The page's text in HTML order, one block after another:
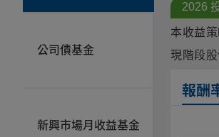
公司債基金
新興市場月收益基金
2026
本收益
現階段股
報酬